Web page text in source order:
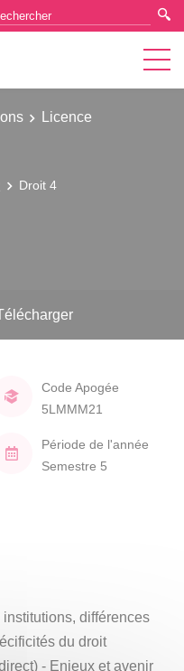
Licence
Droit 4
Code Apogée
5LMMM21
Période de l'année
Semestre 5
différences
du droit
- Enjeux et avenir